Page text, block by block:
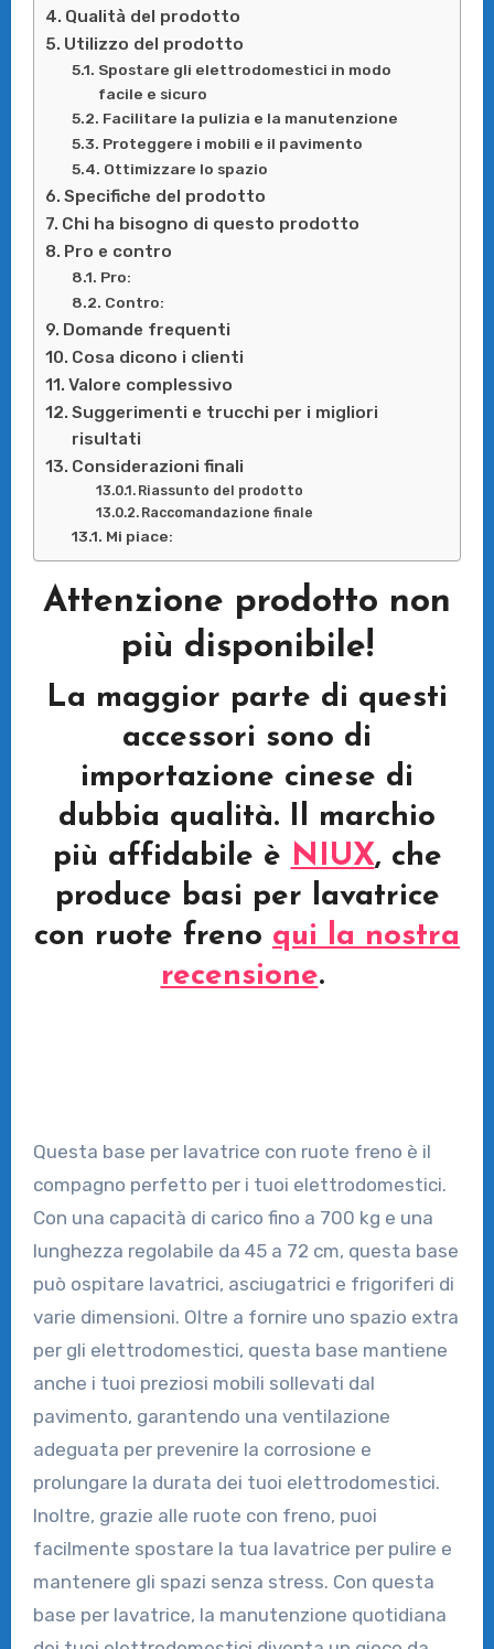
Qualità del prodotto
Utilizzo del prodotto
Spostare gli elettrodomestici in modo
facile e sicuro
Facilitare la pulizia e la manutenzione
Proteggere i mobili e il pavimento
Ottimizzare lo spazio
Specifiche del prodotto
Chi ha bisogno di questo prodotto
Pro e contro
Pro:
Contro:
Domande frequenti
Cosa dicono i clienti
Valore complessivo
Suggerimenti e trucchi per i migliori
risultati
Considerazioni finali
Riassunto del prodotto
Raccomandazione finale
Mi piace:
Attenzione prodotto non
più disponibile!
La maggior parte di questi
accessori sono di
importazione cinese di
dubbia qualità. Il marchio
più affidabile è NIUX, che
produce basi per lavatrice
con ruote freno qui la nostra
recensione.
Questa base per lavatrice con ruote freno è il
compagno perfetto per i tuoi elettrodomestici.
Con una capacità di carico fino a 700 kg e una
lunghezza regolabile da 45 a 72 cm, questa base
può ospitare lavatrici, asciugatrici e frigoriferi di
varie dimensioni. Oltre a fornire uno spazio extra
per gli elettrodomestici, questa base mantiene
anche i tuoi preziosi mobili sollevati dal
pavimento, garantendo una ventilazione
adeguata per prevenire la corrosione e
prolungare la durata dei tuoi elettrodomestici.
Inoltre, grazie alle ruote con freno, puoi
facilmente spostare la tua lavatrice per pulire e
mantenere gli spazi senza stress. Con questa
base per lavatrice, la manutenzione quotidiana